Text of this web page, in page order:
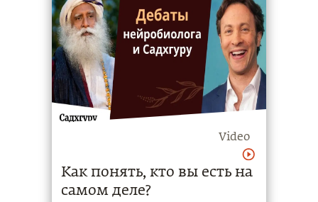
Video
Как понять, кто вы есть на
самом деле?